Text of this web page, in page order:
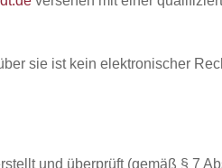
sie ist kein elektronischer
und überprüft (gemäß § 7